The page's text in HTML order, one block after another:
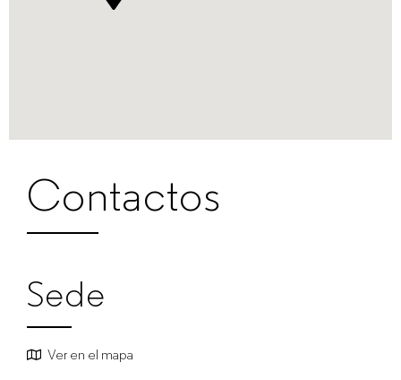
Contactos
Sede
Ver en el mapa